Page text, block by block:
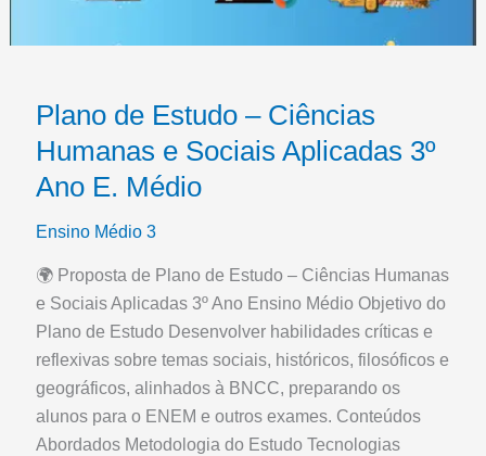
Plano de Estudo – Ciências
Humanas e Sociais Aplicadas 3º
Ano E. Médio
Ensino Médio 3
🌍 Proposta de Plano de Estudo – Ciências Humanas
e Sociais Aplicadas 3º Ano Ensino Médio Objetivo do
Plano de Estudo Desenvolver habilidades críticas e
reflexivas sobre temas sociais, históricos, filosóficos e
geográficos, alinhados à BNCC, preparando os
alunos para o ENEM e outros exames. Conteúdos
Abordados Metodologia do Estudo Tecnologias